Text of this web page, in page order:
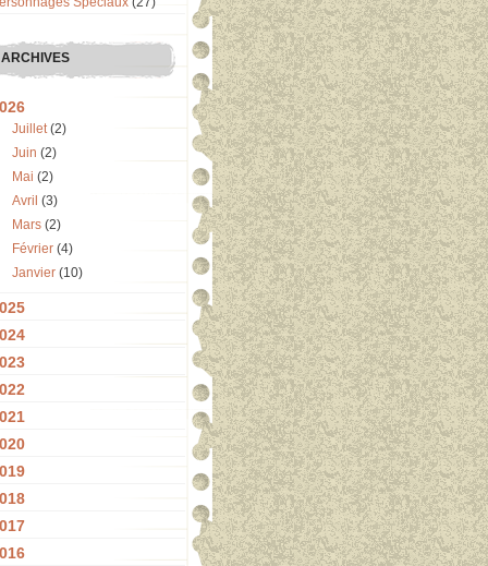
ARCHIVES
Juillet(2)
Juin (2)
Mai (2)
Avril (3)
Mars (2)
Février (4)
Janvier (10)